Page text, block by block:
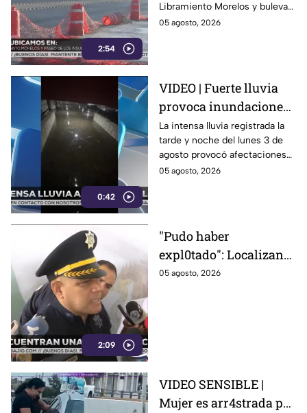
2:54
de León: reabren
Insurgentes
Libramiento Morelos y bulevar
Insurgentes en León,
05 agosto, 2026
0:42
VIDEO | Fuerte lluvia
provoca inundaciones
en Celaya; vehículos
quedan atrapados bajo
el agua
La intensa lluvia registrada la
tarde y noche del lunes 3 de
agosto provocó afectaciones
en distintos puntos de Celaya,
05 agosto, 2026
2:09
"Pudo haber
expl0tado": Localizan
gr4nada activa dentro
05 agosto, 2026
VIDEO SENSIBLE |
Mujer es arr4strada por